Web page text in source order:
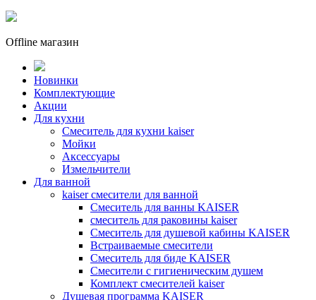
Offline магазин
Новинки
Комплектующие
Акции
Для кухни
Cмеситель для кухни kaiser
Мойки
Аксессуары
Измельчители
Для ванной
kaiser смесители для ванной
Смеситель для ванны KAISER
смеситель для раковины kaiser
Смеситель для душевой кабины KAISER
Встраиваемые смесители
Смеситель для биде KAISER
Смесители с гигиеническим душем
Комплект смесителей kaiser
Душевая программа KAISER